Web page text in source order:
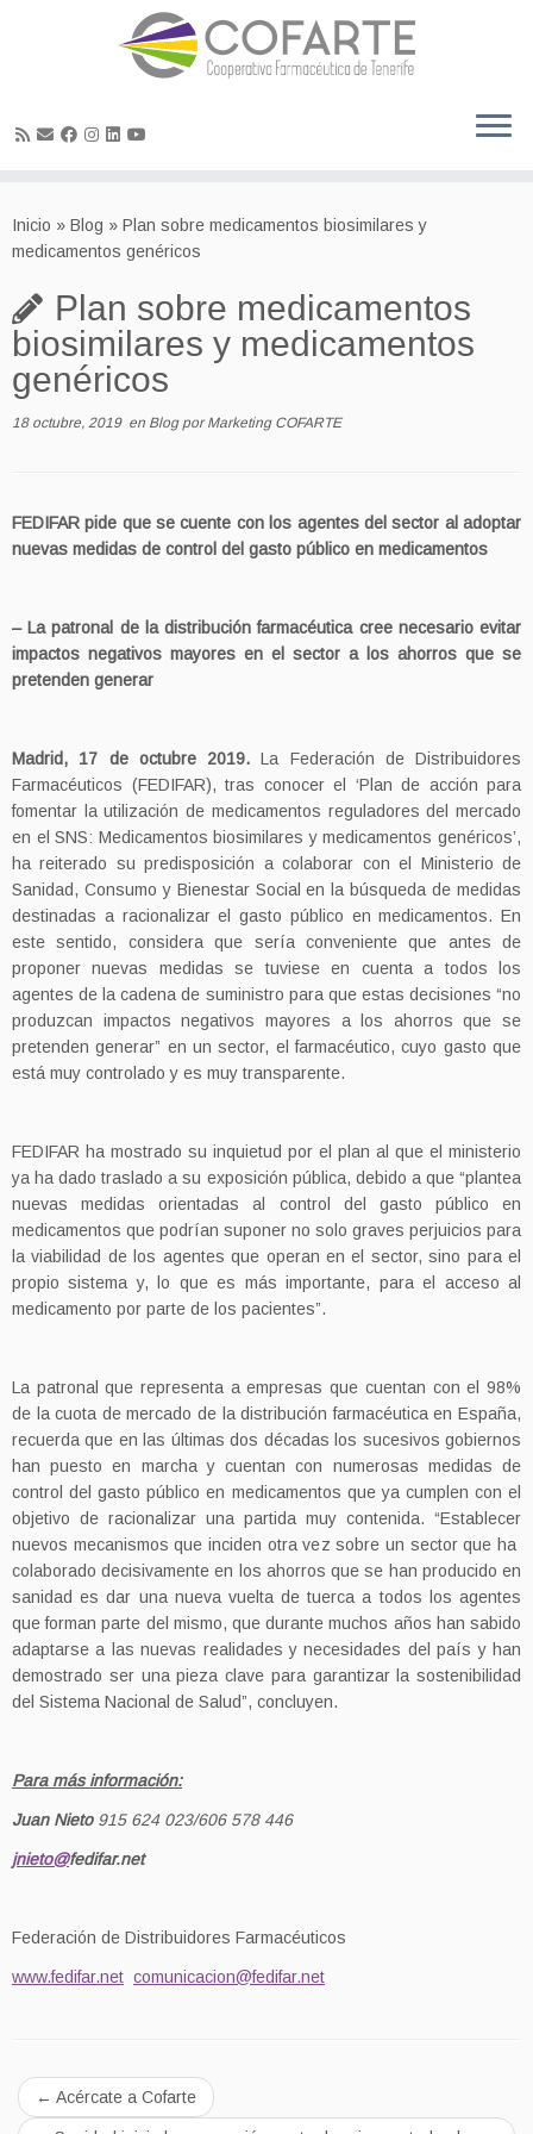
content
Inicio » Blog » Plan sobre medicamentos biosimilares y
medicamentos genéricos
Plan sobre medicamentos
biosimilares y medicamentos
genéricos
18 octubre, 2019en Blog porMarketing COFARTE
FEDIFAR pide que se cuente con los agentes del sector al adoptar
nuevas medidas de control del gasto público en medicamentos
– La patronal de la distribución farmacéutica cree necesario evitar
impactos negativos mayores en el sector a los ahorros que se
pretenden generar
Madrid, 17 de octubre 2019. La Federación de Distribuidores
Farmacéuticos (FEDIFAR), tras conocer el ‘Plan de acción para
fomentar la utilización de medicamentos reguladores del mercado
en el SNS: Medicamentos biosimilares y medicamentos genéricos’,
ha reiterado su predisposición a colaborar con el Ministerio de
Sanidad, Consumo y Bienestar Social en la búsqueda de medidas
destinadas a racionalizar el gasto público en medicamentos. En
este sentido, considera que sería conveniente que antes de
proponer nuevas medidas se tuviese en cuenta a todos los
agentes de la cadena de suministro para que estas decisiones “no
produzcan impactos negativos mayores a los ahorros que se
pretenden generar” en un sector, el farmacéutico, cuyo gasto que
está muy controlado y es muy transparente.
FEDIFAR ha mostrado su inquietud por el plan al que el ministerio
ya ha dado traslado a su exposición pública, debido a que “plantea
nuevas medidas orientadas al control del gasto público en
medicamentos que podrían suponer no solo graves perjuicios para
la viabilidad de los agentes que operan en el sector, sino para el
propio sistema y, lo que es más importante, para el acceso al
medicamento por parte de los pacientes”.
La patronal que representa a empresas que cuentan con el 98%
de la cuota de mercado de la distribución farmacéutica en España,
recuerda que en las últimas dos décadas los sucesivos gobiernos
han puesto en marcha y cuentan con numerosas medidas de
control del gasto público en medicamentos que ya cumplen con el
objetivo de racionalizar una partida muy contenida. “Establecer
nuevos mecanismos que inciden otra vez sobre un sector que ha
colaborado decisivamente en los ahorros que se han producido en
sanidad es dar una nueva vuelta de tuerca a todos los agentes
que forman parte del mismo, que durante muchos años han sabido
adaptarse a las nuevas realidades y necesidades del país y han
demostrado ser una pieza clave para garantizar la sostenibilidad
del Sistema Nacional de Salud”, concluyen.
Para más información:
Juan Nieto915 624 023/606 578 446
jnieto@fedifar.net
Federación de Distribuidores Farmacéuticos
www.fedifar.net comunicacion@fedifar.net
← Acércate a Cofarte